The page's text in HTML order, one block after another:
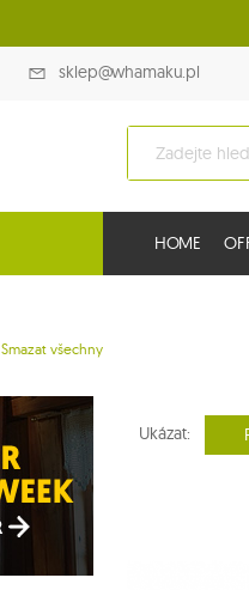
sklep@whamaku.pl
HOME
Smazat všechny
Ukázat: